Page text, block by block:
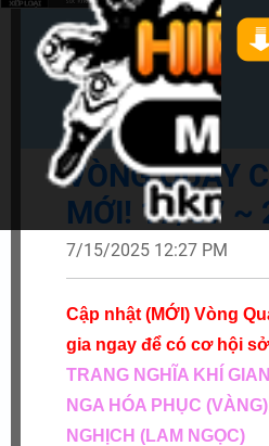
VÒNG QUAY
MỚI! 17/07 ~
7/15/2025 12:27 PM
Cập nhật (MỚI) Vòng
gia ngay để có cơ hội
TRANG NGHĨA KHÍ
NGA HÓA PHỤC
NGHỊCH (LAM NGỌC)